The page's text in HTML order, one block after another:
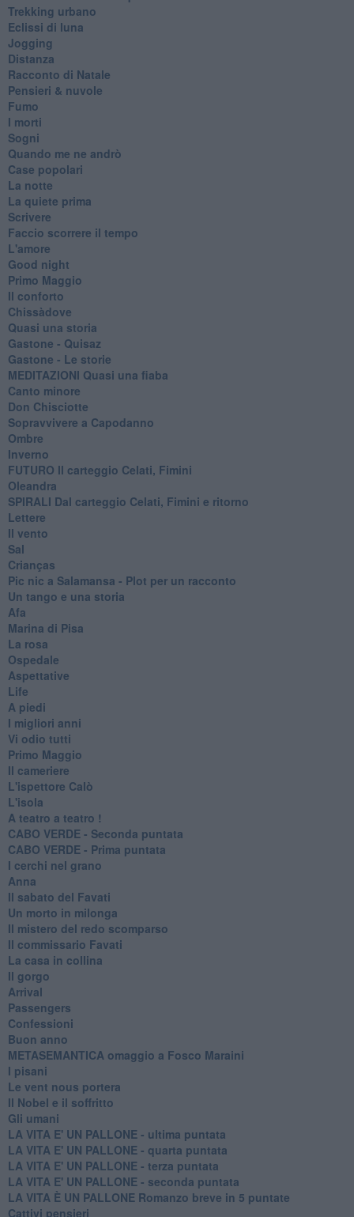
Trekking urbano
Eclissi di luna
Jogging
Distanza
Racconto di Natale
Pensieri & nuvole
Fumo
I morti
Sogni
Quando me ne andrò
Case popolari
La notte
La quiete prima
Scrivere
Faccio scorrere il tempo
L'amore
Good night
Primo Maggio
Il conforto
Chissàdove
Quasi una storia
Gastone - Quisaz
Gastone - Le storie
MEDITAZIONI Quasi una fiaba
Canto minore
Don Chisciotte
Sopravvivere a Capodanno
Ombre
Inverno
FUTURO Il carteggio Celati, Fimini
Oleandra
SPIRALI Dal carteggio Celati, Fimini e ritorno
Lettere
Il vento
Sal
Crianças
Pic nic a Salamansa - Plot per un racconto
Un tango e una storia
Afa
Marina di Pisa
La rosa
Ospedale
Aspettative
Life
A piedi
I migliori anni
Vi odio tutti
Primo Maggio
Il cameriere
L'ispettore Calò
L'isola
A teatro a teatro !
CABO VERDE - Seconda puntata
CABO VERDE - Prima puntata
I cerchi nel grano
Anna
Il sabato del Favati
Un morto in milonga
Il mistero del redo scomparso
Il commissario Favati
La casa in collina
Il gorgo
Arrival
Passengers
Confessioni
Buon anno
METASEMANTICA omaggio a Fosco Maraini
I pisani
Le vent nous portera
Il Nobel e il soffritto
Gli umani
LA VITA E' UN PALLONE - ultima puntata
LA VITA E' UN PALLONE - quarta puntata
LA VITA E' UN PALLONE - terza puntata
LA VITA E' UN PALLONE - seconda puntata
LA VITA È UN PALLONE Romanzo breve in 5 puntate
Cattivi pensieri